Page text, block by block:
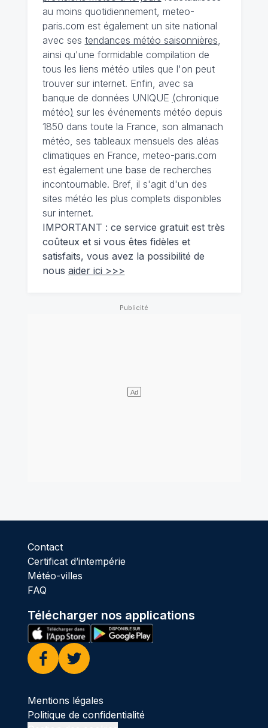
au moins quotidiennement, meteo-
paris.com est également un site national
avec ses tendances météo saisonnières
ainsi qu'une formidable compilation de
tous les liens météo utiles que l'on peut
trouver sur internet. Enfin, avec sa
banque de données UNIQUE (chronique
météo) sur les événements météo depuis
1850 dans toute la France, son almanach
météo, ses tableaux mensuels des aléas
climatiques en France, meteo-paris.com
est également une base de recherches
incontournable. Bref, il s'agit d'un des
sites météo les plus complets disponibles
sur internet.
IMPORTANT : ce service gratuit est très
coûteux et si vous êtes fidèles et
satisfaits, vous avez la possibilité de
nous aider ici >>>
Contact
Certificat d’intempérie
Météo-villes
FAQ
Télécharger nos applications
Facebook
Twitter
Mentions légales
Politique de confidentialité